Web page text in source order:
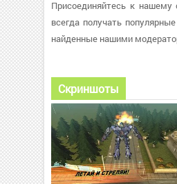
Присоединяйтесь к нашему
всегда получать
найденные нашими
Скриншоты